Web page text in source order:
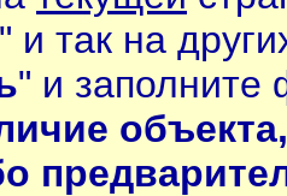
" и так на
" и заполните